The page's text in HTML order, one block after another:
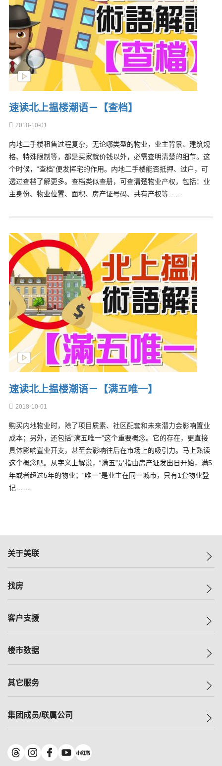
速读北上揾楼潮语－【查档】
2018-10-01
内地二手楼租售过程复杂，无论哪类型的物业，业主背景、建筑规
格、特殊限制等，都是买家就价钱以外，必需查明清楚的细节。这
个时候，“查档”便发挥宅的作用。内地二手楼能否抵押、过户，可
透过查档了解更多。查档类似查册，可查清楚物业产权，包括：业
主身份、物业位置、面积、房产证号码、共有产权等……
速读北上揾楼潮语－【满五唯一】
2018-10-01
购买内地物业时，除了项目质素、社区配套和未来潜力会影响置业
成本；另外，还包括“满五唯一”这个重要概念。它的存在，更直接
具体影响置业开支，甚至会影响往后在市场上的吸引力。马上熟读
这个概念吧。从字义上解说，“满五”是指由房产证发出日开始，满5
年或者超过5年的物业；“唯一”是业主在同一城市，只有1套物业登
记……
关于美联
美联集团
人才招募
找房
一手新房
减价
美联豪宅
独家楼盘
租房
客户支援
自助放盘
查询热线
按揭计算机
负担能力计算机
转按计算机
缴款方式
楼市数据
指数
历史成交
小区成交排行榜
地区百科
其它服务
小区专页
美联精英会
集团成员/联属公司
美联物业
鋑联控股*